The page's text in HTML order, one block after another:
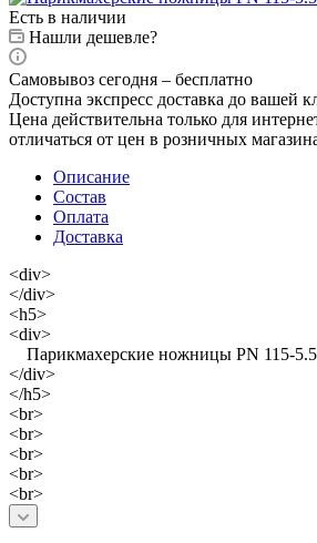
Есть в наличии
Нашли дешевле?
Самовывоз сегодня – бесплатно
Доступна экспресс доставка до вашей
Цена действительна только для
отличаться от цен в розничных
Описание
Состав
Оплата
Доставка
<div>
</div>
<h5>
<div>
Парикмахерские ножницы PN 115-
</div>
</h5>
<br>
<br>
<br>
<br>
<br>